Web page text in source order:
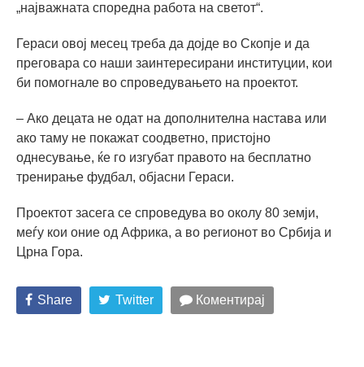
„најважната споредна работа на светот“.
Гераси овој месец треба да дојде во Скопје и да
преговара со наши заинтересирани институции, кои
би помогнале во спроведувањето на проектот.
– Ако децата не одат на дополнителна настава или
ако таму не покажат соодветно, пристојно
однесување, ќе го изгубат правото на бесплатно
тренирање фудбал, објасни Гераси.
Проектот засега се спроведува во околу 80 земји,
меѓу кои оние од Африка, а во регионот во Србија и
Црна Гора.
Share Twitter Коментирај